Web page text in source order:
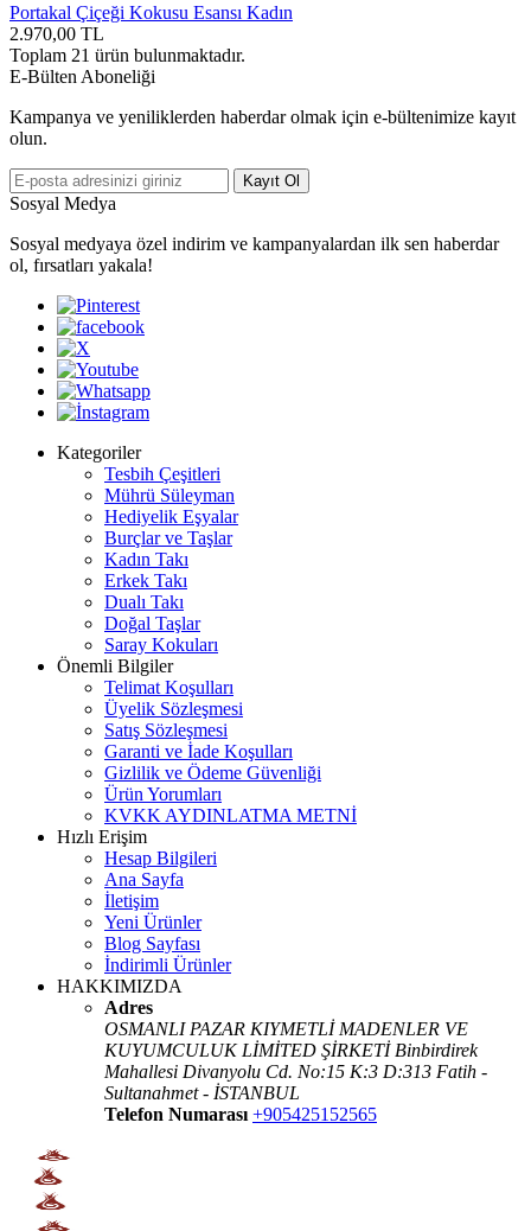
Portakal Çiçeği Kokusu Esansı Kadın
2.970,00 TL
Toplam 21 ürün bulunmaktadır.
E-Bülten Aboneliği
Kampanya ve yeniliklerden haberdar olmak için e-bültenimize kayıt
olun.
Kayıt Ol
Sosyal Medya
Sosyal medyaya özel indirim ve kampanyalardan ilk sen haberdar
ol, fırsatları yakala!
Kategoriler
Tesbih Çeşitleri
Mührü Süleyman
Hediyelik Eşyalar
Burçlar ve Taşlar
Kadın Takı
Erkek Takı
Dualı Takı
Doğal Taşlar
Saray Kokuları
Önemli Bilgiler
Telimat Koşulları
Üyelik Sözleşmesi
Satış Sözleşmesi
Garanti ve İade Koşulları
Gizlilik ve Ödeme Güvenliği
Ürün Yorumları
KVKK AYDINLATMA METNİ
Hızlı Erişim
Hesap Bilgileri
Ana Sayfa
İletişim
Yeni Ürünler
Blog Sayfası
İndirimli Ürünler
HAKKIMIZDA
Adres
OSMANLI PAZAR KIYMETLİ MADENLER VE
KUYUMCULUK LİMİTED ŞİRKETİ Binbirdirek
Mahallesi Divanyolu Cd. No:15 K:3 D:313 Fatih -
Sultanahmet - İSTANBUL
Telefon Numarası +905425152565